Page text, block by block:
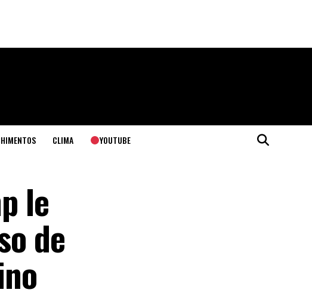
CLIMA YOUTUBE
le
de